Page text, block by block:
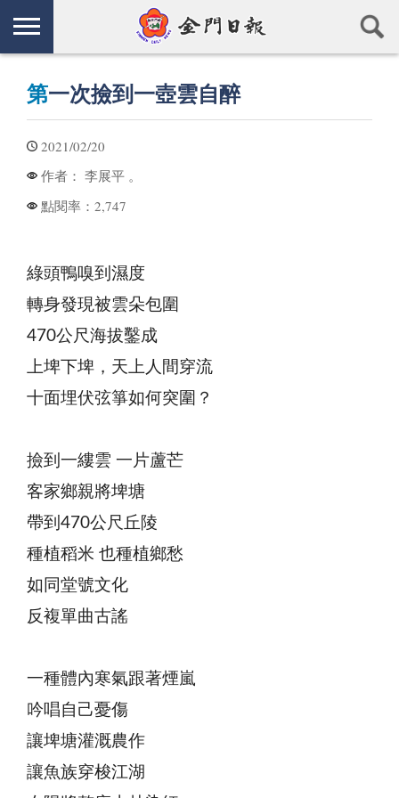
第一次撿到一壺雲自醉
2021/02/20
作者： 李展平 。
點閱率： 2,747
綠頭鴨嗅到濕度
轉身發現被雲朵包圍
470公尺海拔鑿成
上埤下埤，天上人間穿流
十面埋伏弦箏如何突圍？
撿到一縷雲 一片蘆芒
客家鄉親將埤塘
帶到470公尺丘陵
種植稻米 也種植鄉愁
如同堂號文化
反複單曲古謠
一種體內寒氣跟著煙嵐
吟唱自己憂傷
讓埤塘灌溉農作
讓魚族穿梭江湖